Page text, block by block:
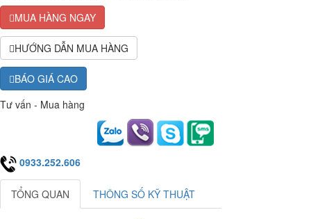
MUA HÀNG NGAY
HƯỚNG DẪN MUA HÀNG
BÁO GIÁ CAO
Tư vấn - Mua hàng
0933.252.606
TỔNG QUAN THÔNG SỐ KỸ THUẬT